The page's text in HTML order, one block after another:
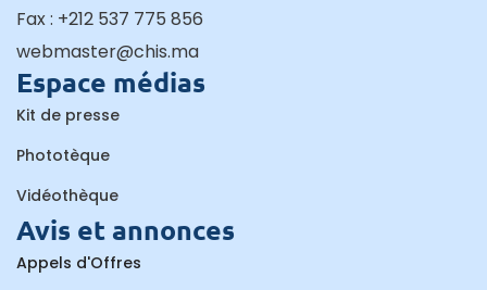
Fax : +212 537 775 856
webmaster@chis.ma
Espace médias
Kit de presse
Phototèque
Vidéothèque
Avis et annonces
Appels d'Offres